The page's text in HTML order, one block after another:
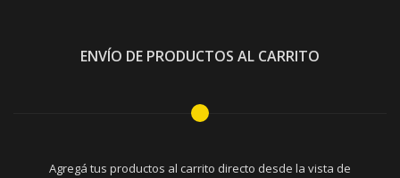
ENVÍO DE PRODUCTOS AL CARRITO
Agregá tus productos al carrito directo desde la vista de